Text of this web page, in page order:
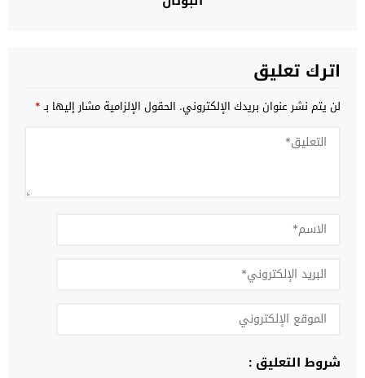
اترك تعليق
لن يتم نشر عنوان بريدك الإلكتروني. الحقول الإلزامية مشار إليها بـ*
شروط التعليق :